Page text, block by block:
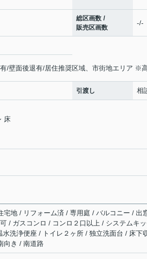
総区画数 /
販売区画数
-/-
/壁面後退有/居住推奨区域、市街地エリア ※
引渡し 相
床
宅地 / リフォーム済 / 専用庭 / バルコニー / 出
/ ガスコンロ / コンロ２口以上 / システムキ
水洗浄便座 / トイレ２ヶ所 / 独立洗面台 / 床
向き / 南道路